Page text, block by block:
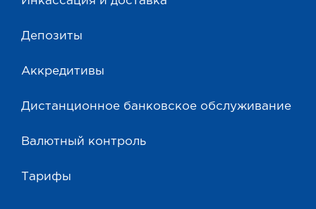
Депозиты
Аккредитивы
Дистанционное банковское обслуживание
Валютный контроль
Тарифы